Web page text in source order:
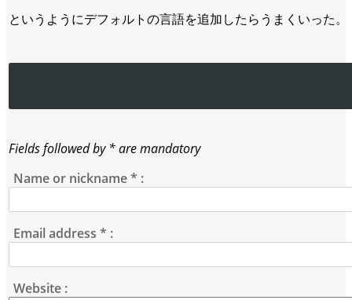
というようにデフォルトの言語を追加したらうまくいった。
Fields followed by * are mandatory
Name or nickname* :
Email address* :
Website :